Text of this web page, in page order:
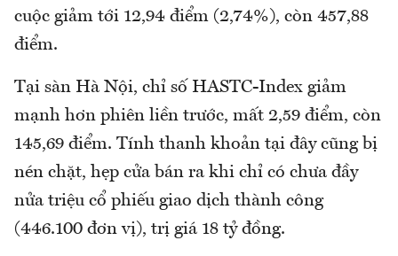
cuộc giảm tới 12,94 điểm (2,74%), còn 457,88
điểm.
Tại sàn Hà Nội, chỉ số HASTC-Index giảm
mạnh hơn phiên liền trước, mất 2,59 điểm, còn
145,69 điểm. Tính thanh khoản tại đây cũng bị
nén chặt, hẹp cửa bán ra khi chỉ có chưa đầy
nửa triệu cổ phiếu giao dịch thành công
(446.100 đơn vị), trị giá 18 tỷ đồng.